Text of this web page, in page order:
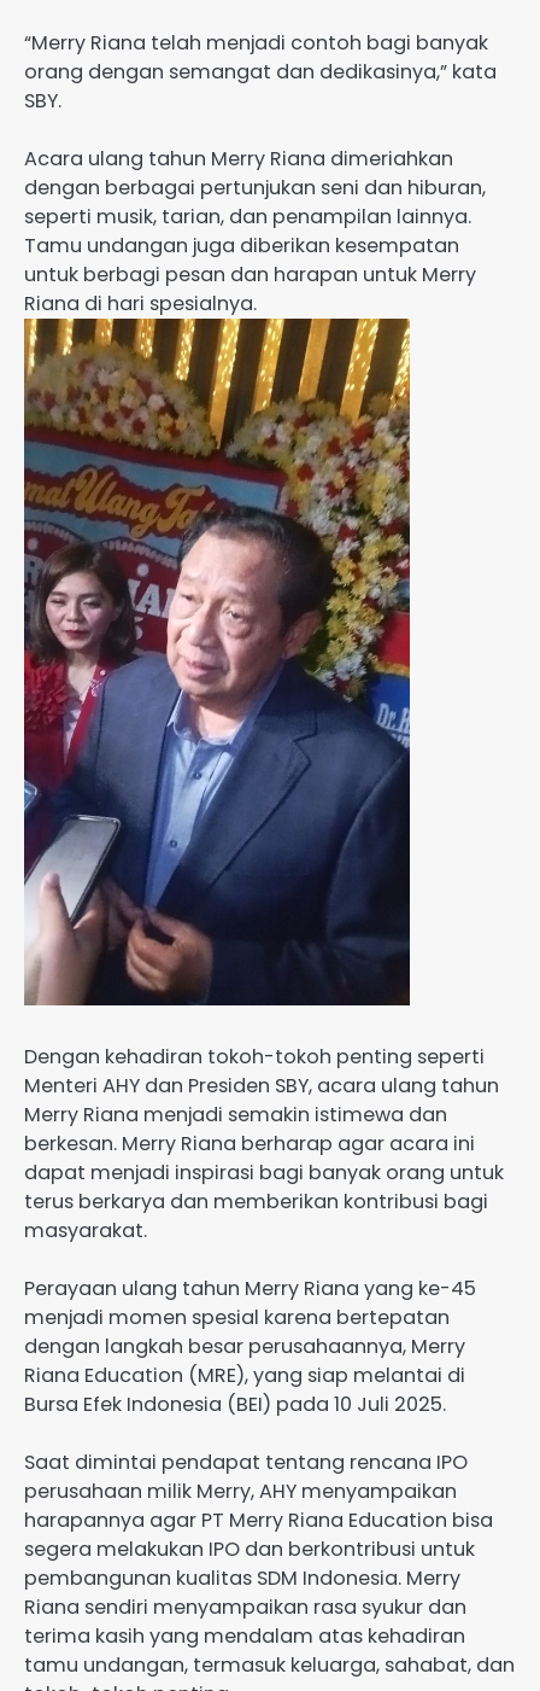
“Merry Riana telah menjadi contoh bagi banyak
orang dengan semangat dan dedikasinya,” kata
SBY.
Acara ulang tahun Merry Riana dimeriahkan
dengan berbagai pertunjukan seni dan hiburan,
seperti musik, tarian, dan penampilan lainnya.
Tamu undangan juga diberikan kesempatan
untuk berbagi pesan dan harapan untuk Merry
Riana di hari spesialnya.
Dengan kehadiran tokoh-tokoh penting seperti
Menteri AHY dan Presiden SBY, acara ulang tahun
Merry Riana menjadi semakin istimewa dan
berkesan. Merry Riana berharap agar acara ini
dapat menjadi inspirasi bagi banyak orang untuk
terus berkarya dan memberikan kontribusi bagi
masyarakat.
Perayaan ulang tahun Merry Riana yang ke-45
menjadi momen spesial karena bertepatan
dengan langkah besar perusahaannya, Merry
Riana Education (MRE), yang siap melantai di
Bursa Efek Indonesia (BEI) pada 10 Juli 2025.
Saat dimintai pendapat tentang rencana IPO
perusahaan milik Merry, AHY menyampaikan
harapannya agar PT Merry Riana Education bisa
segera melakukan IPO dan berkontribusi untuk
pembangunan kualitas SDM Indonesia. Merry
Riana sendiri menyampaikan rasa syukur dan
terima kasih yang mendalam atas kehadiran
tamu undangan, termasuk keluarga, sahabat, dan